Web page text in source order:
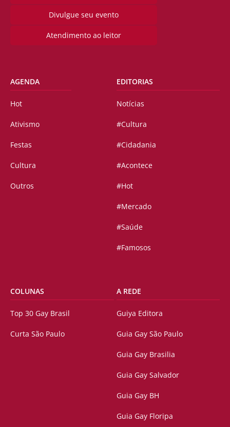
Divulgue seu evento
Atendimento ao leitor
AGENDA
Hot
Ativismo
Festas
Cultura
Outros
EDITORIAS
Notícias
#Cultura
#Cidadania
#Acontece
#Hot
#Mercado
#Saúde
#Famosos
COLUNAS
Top 30 Gay Brasil
Curta São Paulo
A REDE
Guiya Editora
Guia Gay São Paulo
Guia Gay Brasilia
Guia Gay Salvador
Guia Gay BH
Guia Gay Floripa